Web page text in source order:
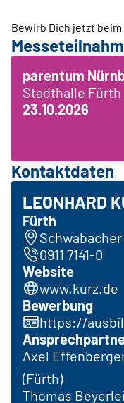
Bewirb Dich jetzt
parentum
Stadthalle Fürth
23.10.2026
Kontaktdaten
LEONHARD
Fürth
0911 7141-0
Website
www.kurz.de
Bewerbung
https://
Axel
(Fürth)
Thomas